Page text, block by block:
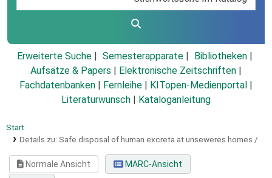
Erweiterte Suche Semesterapparate
Bibliotheken
Aufsätze & Papers
Elektronische Zeitschriften
Fachdatenbanken
Fernleihe KITopen-Medienportal
Literaturwunsch
Kataloganleitung
Start
Details zu: Safe disposal of human excreta at unseweres homes /
Normale Ansicht
MARC-Ansicht